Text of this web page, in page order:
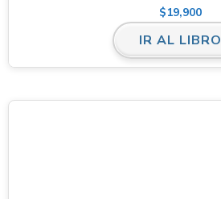
$19,900
IR AL LIBRO